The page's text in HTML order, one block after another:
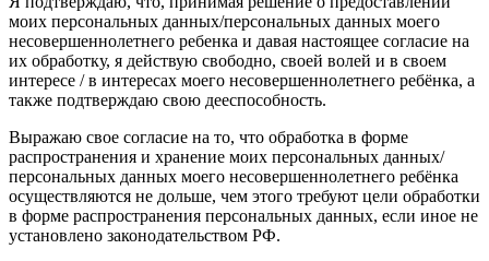
моих персональных данных/персональных данных моего
несовершеннолетнего ребенка и давая настоящее согласие на
их обработку, я действую свободно, своей волей и в своем
интересе / в интересах моего несовершеннолетнего ребёнка, а
также подтверждаю свою дееспособность.
Выражаю свое согласие на то, что обработка в форме
распространения и хранение моих персональных данных/
персональных данных моего несовершеннолетнего ребёнка
осуществляются не дольше, чем этого требуют цели обработки
в форме распространения персональных данных, если иное не
установлено законодательством РФ.